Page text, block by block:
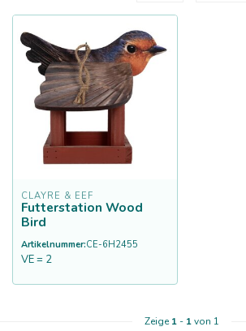
CLAYRE & EEF
Futterstation Wood
Bird
Artikelnummer:CE-6H2455
VE = 2
Zeige1- 1von 1